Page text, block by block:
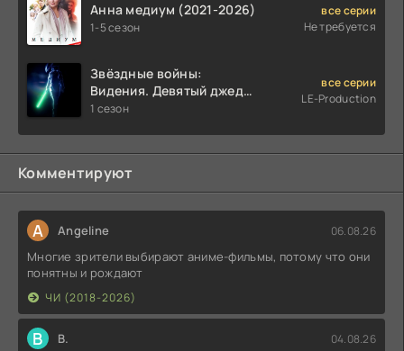
Анна медиум (2021-2026)
1-5 сезон
все серии
Не требуется
Звёздные войны:
Видения. Девятый джедай
(2026)
1 сезон
все серии
LE-Production
Комментируют
A Angeline 06.08.26
Многие зрители выбирают аниме-фильмы, потому что они
понятны и рождают
ЧИ (2018-2026)
В В. 04.08.26